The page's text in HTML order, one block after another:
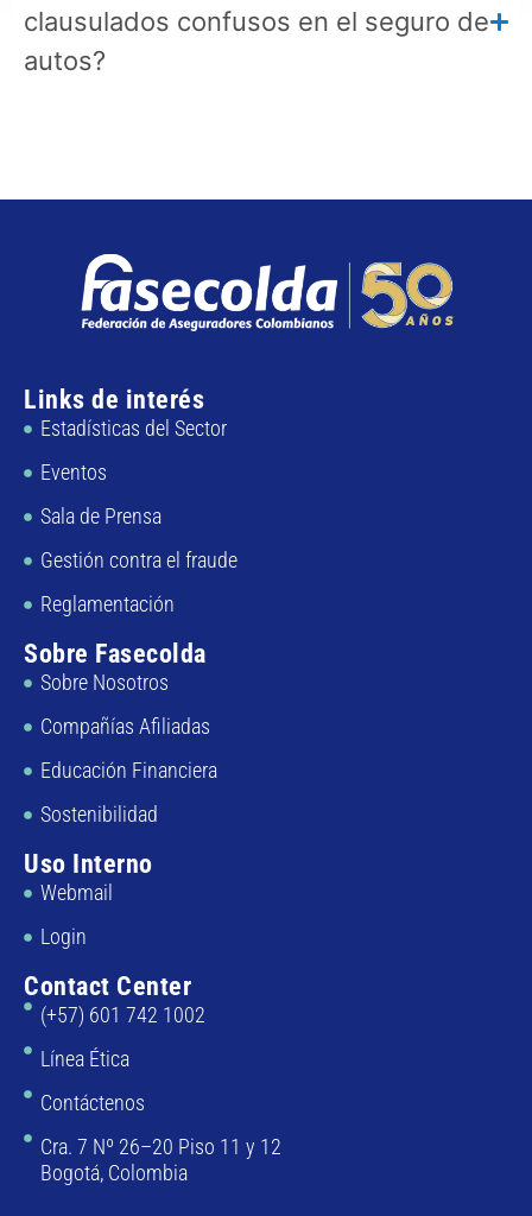
clausulados confusos en el seguro de
autos?
Links de interés
Estadísticas del Sector
Eventos
Sala de Prensa
Gestión contra el fraude
Reglamentación
Sobre Fasecolda
Sobre Nosotros
Compañías Afiliadas
Educación Financiera
Sostenibilidad
Uso Interno
Webmail
Login
Contact Center
(+57) 601 742 1002
Línea Ética
Contáctenos
Cra. 7 Nº 26–20 Piso 11 y 12
Bogotá, Colombia